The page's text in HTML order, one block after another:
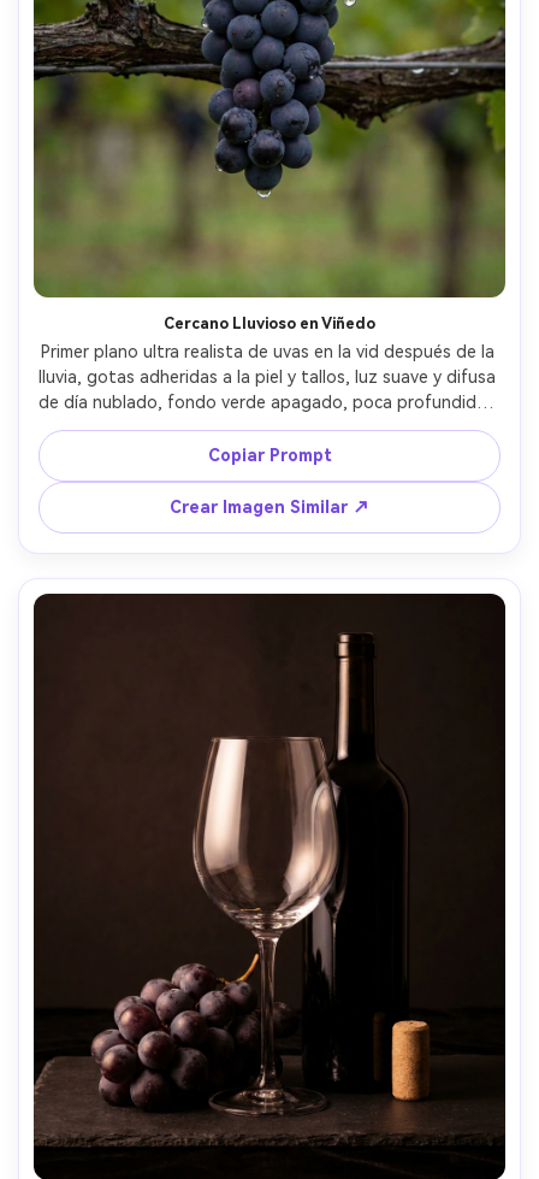
Cercano Lluvioso en Viñedo
Primer plano ultra realista de uvas en la vid después de la
lluvia, gotas adheridas a la piel y tallos, luz suave y difusa
de día nublado, fondo verde apagado, poca profundidad
de campo, tomada con Canon R5 y macro 100mm f/3.2,
gotas nítidas, sensación documental auténtica del viñedo
--ar 4:5
Copiar Prompt
Crear Imagen Similar ↗